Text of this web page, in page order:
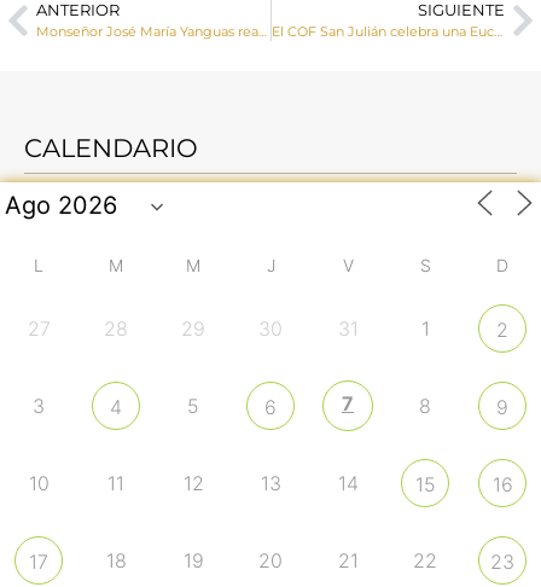
ANTERIOR
Monseñor José María Yanguas realiza una Visita Pastoral a Pinarejo
SIGUIENTE
El COF San Julián celebra una Eucaristía como acto de fin de curso oficiada por el Sr. Obispo
CALENDARIO
L M M J V S D
27 28 29 30 31 1 2
3 4 5 6 7 8 9
10 11 12 13 14 15 16
17 18 19 20 21 22 23